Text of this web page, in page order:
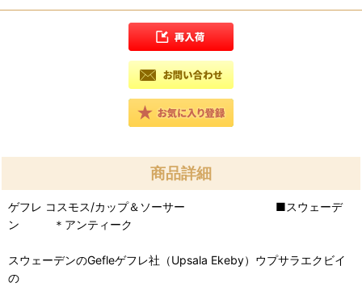
商品詳細
ゲフレ コスモス/カップ＆ソーサー ■スウェーデ
ン ＊アンティーク
スウェーデンのGefleゲフレ社（Upsala Ekeby）ウプサラエクビイ
の